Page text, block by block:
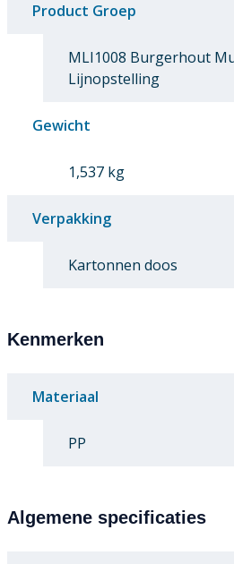
Product Groep
MLI1008 Burgerhout
Lijnopstelling
Gewicht
1,537 kg
Verpakking
Kartonnen doos
Kenmerken
Materiaal
PP
Algemene specificaties